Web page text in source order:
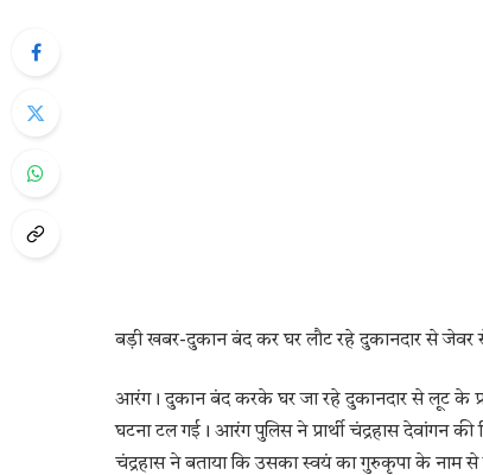
बड़ी खबर-दुकान बंद कर घर लौट रहे दुकानदार से जेवर
आरंग। दुकान बंद करके घर जा रहे दुकानदार से लूट के
घटना टल गई। आरंग पुलिस ने प्रार्थी चंद्रहास देवांगन की
चंद्रहास ने बताया कि उसका स्वयं का गुरुकृपा के नाम